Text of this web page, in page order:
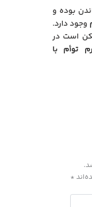
بوده و
وجود دارد.
است در
توأم با
*